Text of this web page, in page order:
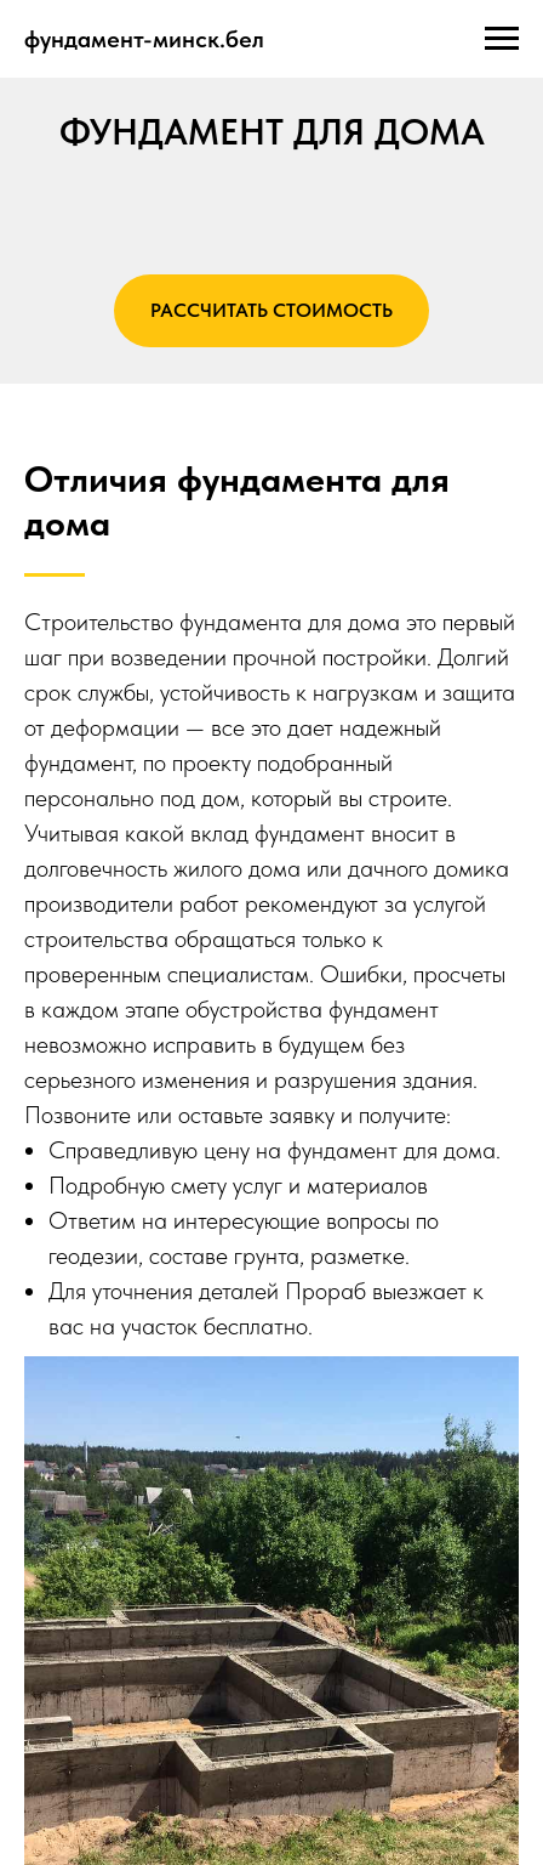
фундамент-минск.бел
ФУНДАМЕНТ ДЛЯ ДОМА
РАССЧИТАТЬ СТОИМОСТЬ
Отличия фундамента для
дома
Строительство фундамента для дома это первый
шаг при возведении прочной постройки. Долгий
срок службы, устойчивость к нагрузкам и защита
от деформации — все это дает надежный
фундамент, по проекту подобранный
персонально под дом, который вы строите.
Учитывая какой вклад фундамент вносит в
долговечность жилого дома или дачного домика
производители работ рекомендуют за услугой
строительства обращаться только к
проверенным специалистам. Ошибки, просчеты
в каждом этапе обустройства фундамент
невозможно исправить в будущем без
серьезного изменения и разрушения здания.
Позвоните или оставьте заявку и получите:
Справедливую цену на фундамент для дома.
Подробную смету услуг и материалов
Ответим на интересующие вопросы по
геодезии, составе грунта, разметке.
Для уточнения деталей Прораб выезжает к
вас на участок бесплатно.